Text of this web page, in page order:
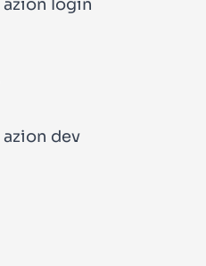
azion login
azion dev